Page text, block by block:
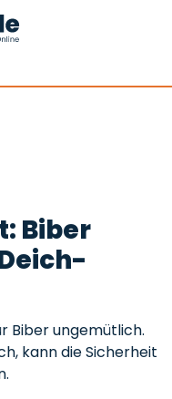
Biber
Biber ungemütlich.
kann die Sicherheit